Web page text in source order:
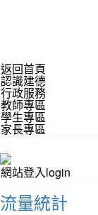
返回首頁
認識建德
行政服務
教師專區
學生專區
家長專區
網站登入login
流量統計